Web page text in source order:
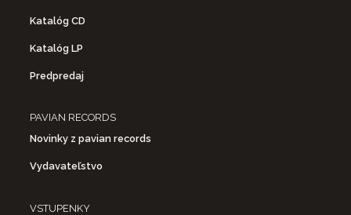
Katalóg CD
Katalóg LP
Predpredaj
PAVIAN RECORDS
Novinky z pavian records
Vydavateľstvo
VSTUPENKY